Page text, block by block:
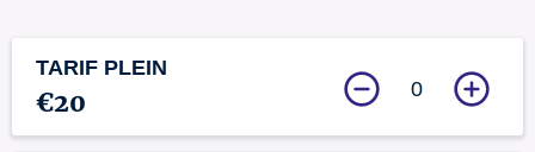
TARIF PLEIN
€20 0